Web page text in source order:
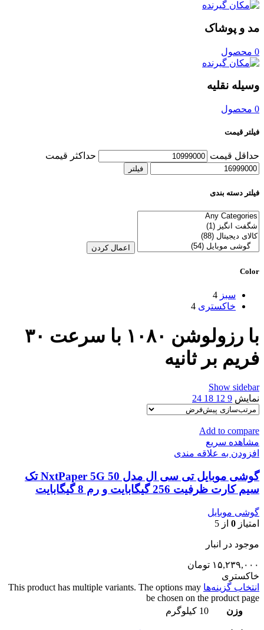
مد و پوشاک
0 محصول
وسیله نقلیه
0 محصول
فیلتر قیمت
حداقل قیمت حداکثر قیمت
فیلتر
فیلتر دسته بندی
اعمال کردن
Color
سبز 4
خاکستری 4
با رزولوشن ۱۰۸۰ با سرعت ۳۰
فریم بر ثانیه
Show sidebar
نمایش 9
12
18
24
Add to compare
مشاهده سریع
افزودن به علاقه مندی
گوشی موبایل تی سی ال مدل 50 NxtPaper 5G تک
سیم کارت ظرفیت 256 گیگابایت و رم 8 گیگابایت
گوشی موبایل
امتیاز 0 از 5
موجود در انبار
۱۵,۲۳۹,۰۰۰ تومان
خاکستری
انتخاب گزینه‌ها This product has multiple variants. The options may
be chosen on the product page
وزن
10 کیلوگرم